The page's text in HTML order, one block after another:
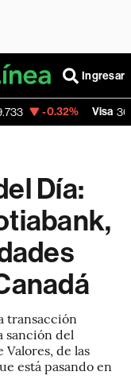
Ingresar
Visa 368.54 -
Día:
transacción
sanción del
de las
está pasando en